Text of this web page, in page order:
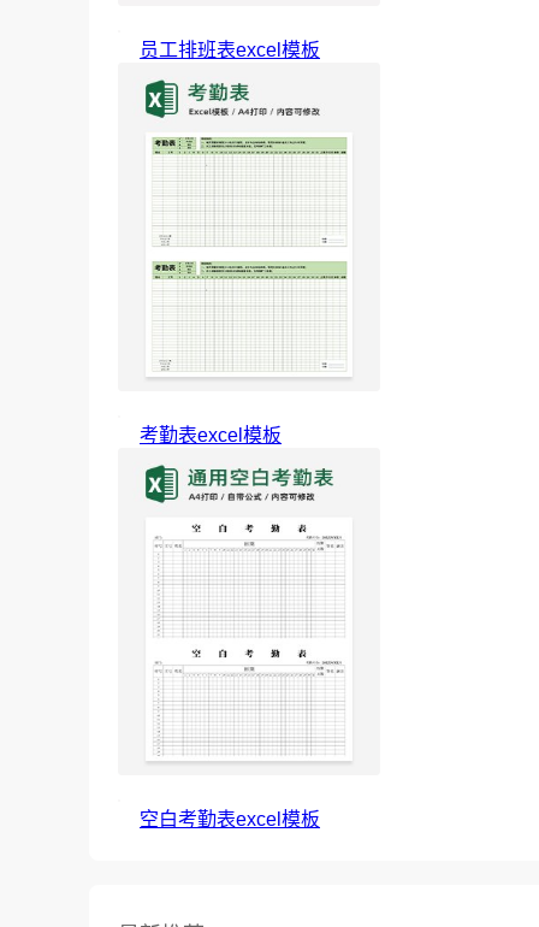
员工排班表excel模板
考勤表excel模板
空白考勤表excel模板